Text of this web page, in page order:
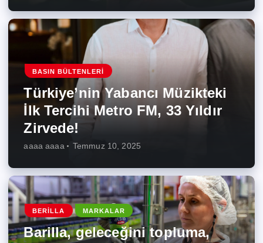
BASIN BÜLTENLERI
Türkiye’nin Yabancı Müzikteki
İlk Tercihi Metro FM, 33 Yıldır
Zirvede!
aaaa aaaa Temmuz 10, 2025
BERILLA MARKALAR
Barilla, geleceğini topluma,